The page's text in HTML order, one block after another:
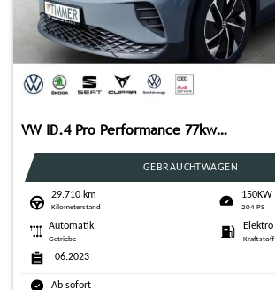
VW ID.4 Pro Performance 77kwh 150 kW (204PS) AHK*Ma
GEBRAUCHTWAGEN
29.710 km
Kilometerstand
150KW
204 PS
Automatik
Getriebe
Elektro
Kraftstoff
06.2023
Ab sofort